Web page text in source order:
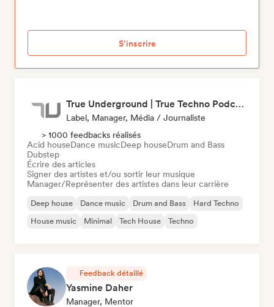
S’inscrire
True Underground | True Techno Podcast | ONE
Label, Manager, Média / Journaliste
> 1000 feedbacks réalisés
Acid houseDance musicDeep houseDrum and Bass
Dubstep
Écrire des articles
Signer des artistes et/ou sortir leur musique
Manager/Représenter des artistes dans leur carrière
Deep house Dance music Drum and Bass
Hard Techno
House music
Minimal Tech House Techno
Feedback détaillé
Yasmine Daher
Manager, Mentor